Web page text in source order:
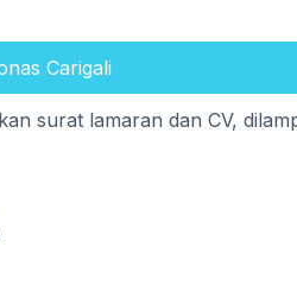
Carigali
surat lamaran dan CV,